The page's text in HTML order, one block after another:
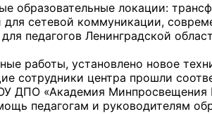
образовательные локации:
сетевой коммуникации,
педагогов Ленинградской
работы, установлено новое
сотрудники центра прошли
ДПО «Академия Минпросвещения
педагогам и руководителям